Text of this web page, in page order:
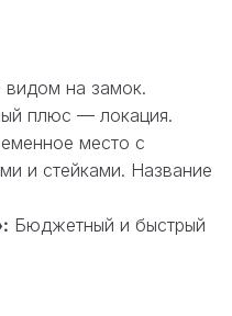
видом на замок.
плюс — локация.
место с
и стейками. Название
Бюджетный и быстрый